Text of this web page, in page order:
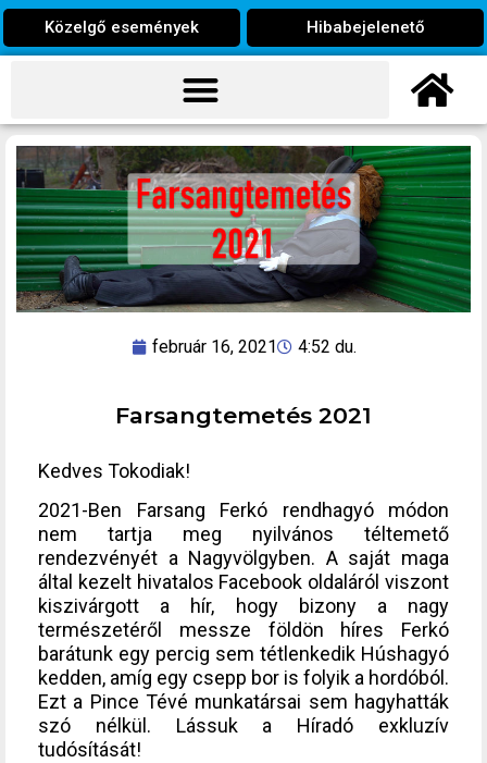
Közelgő események Hibabejelenető
február 16, 2021 4:52 du.
Farsangtemetés 2021
Kedves Tokodiak!
2021-Ben Farsang Ferkó rendhagyó módon
nem tartja meg nyilvános téltemető
rendezvényét a Nagyvölgyben. A saját maga
által kezelt hivatalos Facebook oldaláról viszont
kiszivárgott a hír, hogy bizony a nagy
természetéről messze földön híres Ferkó
barátunk egy percig sem tétlenkedik Húshagyó
kedden, amíg egy csepp bor is folyik a hordóból.
Ezt a Pince Tévé munkatársai sem hagyhatták
szó nélkül. Lássuk a Híradó exkluzív
tudósítását!